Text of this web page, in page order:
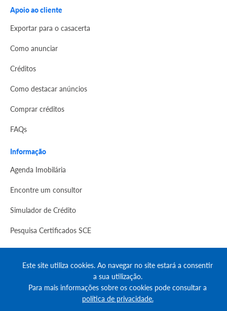
Apoio ao cliente
Exportar para o casacerta
Como anunciar
Créditos
Como destacar anúncios
Comprar créditos
FAQs
Informação
Agenda Imobilária
Encontre um consultor
Simulador de Crédito
Pesquisa Certificados SCE
Este site utiliza cookies. Ao navegar no site estará a consentir
a sua utilização.
Para mais informações sobre os cookies pode consultar a
política de privacidade.